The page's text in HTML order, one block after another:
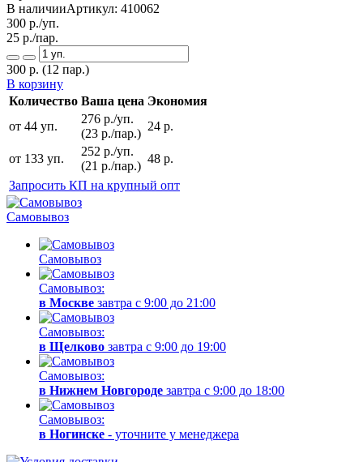
В наличииАртикул: 410062
300 р./уп.
25 р./пар.
300 р. (12 пар.)
В корзину
Количество Ваша цена Экономия
от 44 уп.
276 р./уп.
(23 р./пар.)
24 р.
от 133 уп.
252 р./уп.
(21 р./пар.)
48 р.
Запросить КП на крупный опт
Самовывоз
Самовывоз
Самовывоз:
в Москве завтра с 9:00 до 21:00
Самовывоз:
в Щелково завтра с 9:00 до 19:00
Самовывоз:
в Нижнем Новгороде завтра с 9:00 до 18:00
Самовывоз:
в Ногинске - уточните у менеджера